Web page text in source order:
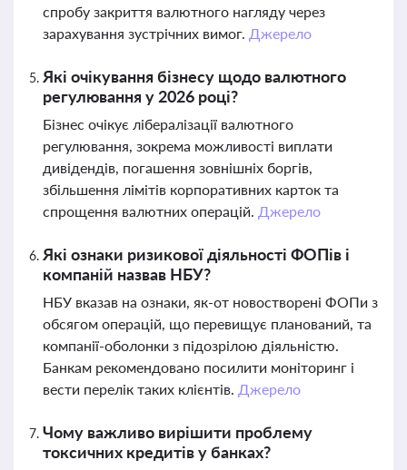
спробу закриття валютного нагляду через
зарахування зустрічних вимог. Джерело
Які очікування бізнесу щодо валютного
регулювання у 2026 році?
Бізнес очікує лібералізації валютного
регулювання, зокрема можливості виплати
дивідендів, погашення зовнішніх боргів,
збільшення лімітів корпоративних карток та
спрощення валютних операцій. Джерело
Які ознаки ризикової діяльності ФОПів і
компаній назвав НБУ?
НБУ вказав на ознаки, як-от новостворені ФОПи з
обсягом операцій, що перевищує планований, та
компанії-оболонки з підозрілою діяльністю.
Банкам рекомендовано посилити моніторинг і
вести перелік таких клієнтів. Джерело
Чому важливо вирішити проблему
токсичних кредитів у банках?